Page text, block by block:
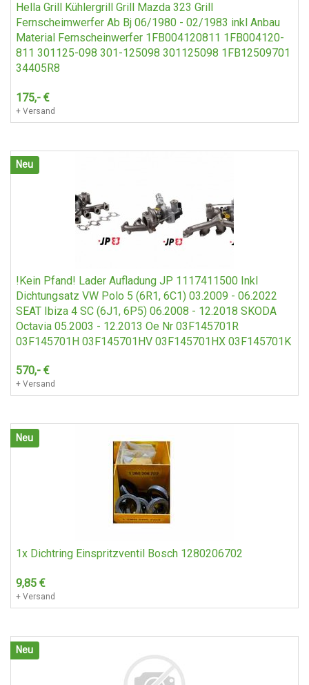
Hella Grill Kühlergrill Grill Mazda 323 Grill
Fernscheimwerfer Ab Bj 06/1980 - 02/1983 inkl Anbau
Material Fernscheinwerfer 1FB004120811 1FB004120-
811 301125-098 301-125098 301125098 1FB12509701
34405R8
175,- €
+ Versand
Neu
!Kein Pfand! Lader Aufladung JP 1117411500 Inkl
Dichtungsatz VW Polo 5 (6R1, 6C1) 03.2009 - 06.2022
SEAT Ibiza 4 SC (6J1, 6P5) 06.2008 - 12.2018 SKODA
Octavia 05.2003 - 12.2013 Oe Nr 03F145701R
03F145701H 03F145701HV 03F145701HX 03F145701K
570,- €
+ Versand
Neu
1x Dichtring Einspritzventil Bosch 1280206702
9,85 €
+ Versand
Neu